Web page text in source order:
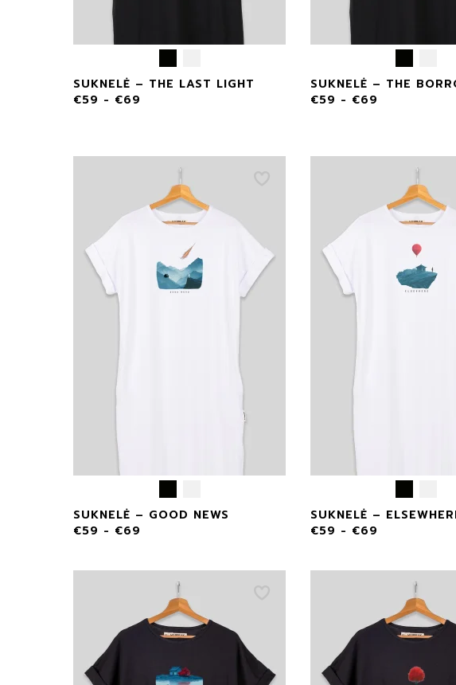
ART.HAPPEAK XS
SUKNELĖ – THE LAST LIGHT
€59 - €69
SUKNELĖ – THE
€59 - €69
SUKNELĖ – GOOD NEWS
€59 - €69
SUKNELĖ –
€59 - €69